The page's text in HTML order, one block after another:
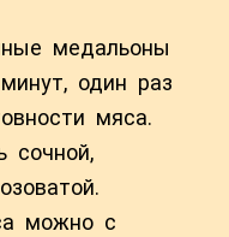
медальоны
один раз
мяса.
сочной,
можно с